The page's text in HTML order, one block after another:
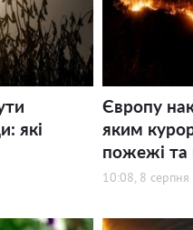
які
Європу
яким
пожежі та
10:08, 8